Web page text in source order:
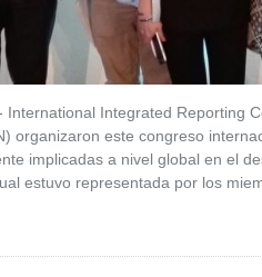
International Integrated Reporting
organizaron este congreso
implicadas a nivel global en el
estuvo representada por los